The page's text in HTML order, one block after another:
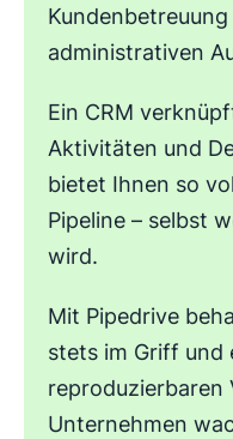
administrativen
Ein CRM
Aktivitäten und
bietet Ihnen so
Pipeline – selbst
wird.
Mit Pipedrive
stets im Griff und
reproduzierbaren
Unternehmen